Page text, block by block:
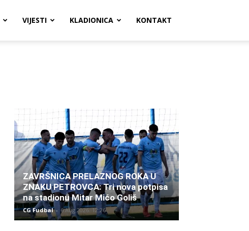
VIJESTI KLADIONICA KONTAKT
ZAVRŠNICA PRELAZNOG ROKA U
ZNAKU PETROVCA: Tri nova potpisa
na stadionu Mitar Mićo Goliš
CG Fudbal - 6 Aug 2026. 12:26